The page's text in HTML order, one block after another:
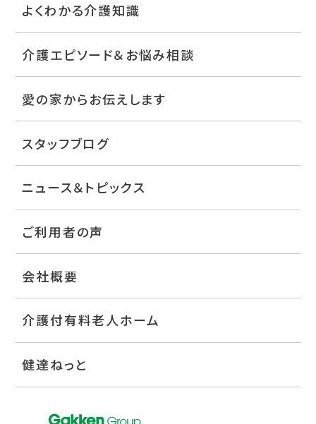
よくわかる介護知識
介護エピソード＆お悩み相談
愛の家からお伝えします
スタッフブログ
ニュース＆トピックス
ご利用者の声
会社概要
介護付有料老人ホーム
健達ねっと